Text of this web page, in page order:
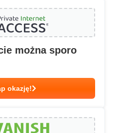
można sporo
okazję!